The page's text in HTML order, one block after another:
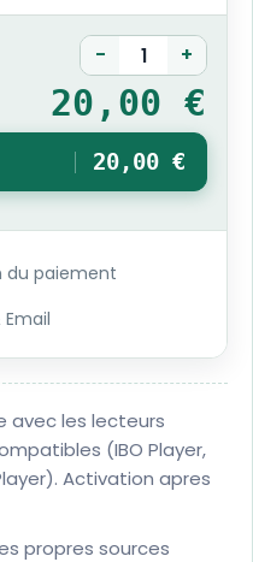
- +
20,00 €
20,00 €
du paiement
avec les lecteurs
(IBO Player,
Activation apres
propres sources